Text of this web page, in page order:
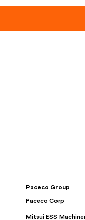
Paceco Group
Paceco Corp
Mitsui ESS